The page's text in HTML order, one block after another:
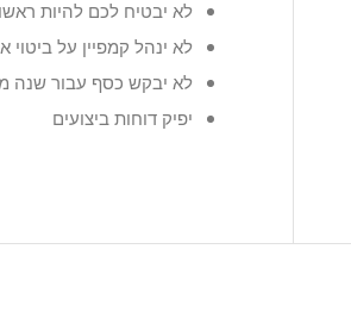
לא יבטיח לכם להיות
לא ינהל קמפיין על
לא יבקש כסף עבור שנה
יפיק דוחות ביצועים